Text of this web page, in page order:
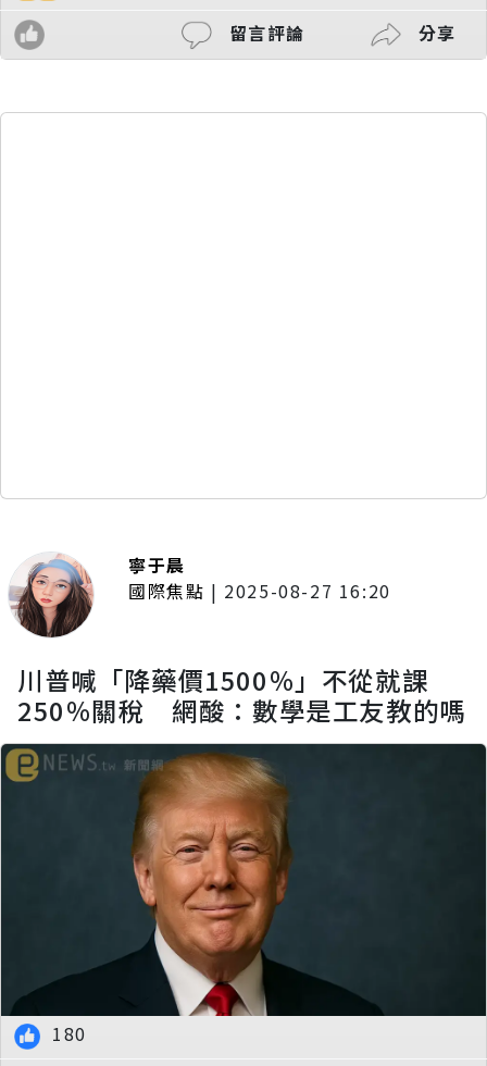
留言評論 分享
寧于晨
國際焦點 | 2025-08-27 16:20
川普喊「降藥價1500％」不從就課
250％關稅 網酸：數學是工友教的嗎
180